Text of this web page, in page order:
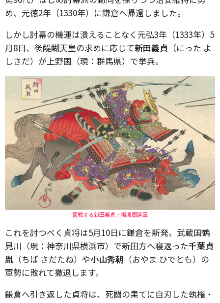
め、元徳2年（1330年）に鎌倉へ帰還しました。
しかし討幕の機運は潰えることなく元弘3年（1333年）5
月8日、後醍醐天皇の求めに応じて新田義貞 （にった よ
しさだ）が上野国（現：群馬県）で挙兵。
奮戦する新田義貞・楊洲周延筆
これを討つべく貞将は5月10日に鎌倉を新発。武蔵国鶴
見川（現：神奈川県横浜市）で新田方へ寝返った千葉貞
胤 （ちば さだたね）や小山秀朝 （おやま ひでとも）の
軍勢に敗れて撤退します。
鎌倉へ引き返した貞将は、死闘の果てに自刃した執権・